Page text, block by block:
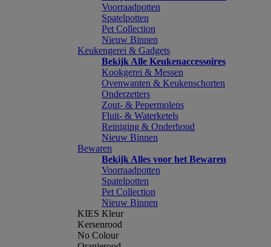
Voorraadpotten
Spatelpotten
Pet Collection
Nieuw Binnen
Keukengerei & Gadgets
Bekijk Alle Keukenaccessoires
Kookgerei & Messen
Ovenwanten & Keukenschorten
Onderzetters
Zout- & Pepermolens
Fluit- & Waterketels
Reiniging & Onderhoud
Nieuw Binnen
Bewaren
Bekijk Alles voor het Bewaren
Voorraadpotten
Spatelpotten
Pet Collection
Nieuw Binnen
KIES Kleur
Kersenrood
No Colour